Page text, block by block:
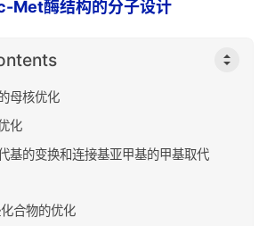
Met酶结构的分子设计
母核优化
化
基的变换和连接基亚甲基的甲基取代
合物的优化